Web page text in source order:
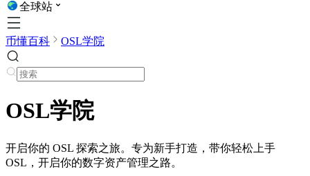
全球站
币懂百科 OSL学院
OSL学院
开启你的 OSL 探索之旅。专为新手打造，带你轻松上手
OSL，开启你的数字资产管理之路。